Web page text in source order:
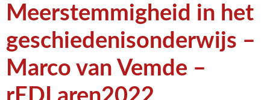
Meerstemmigheid in het
geschiedenisonderwijs –
Marco van Vemde –